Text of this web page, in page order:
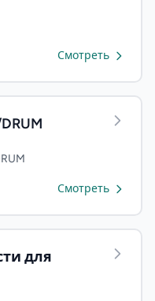
Смотреть
Смотреть
для